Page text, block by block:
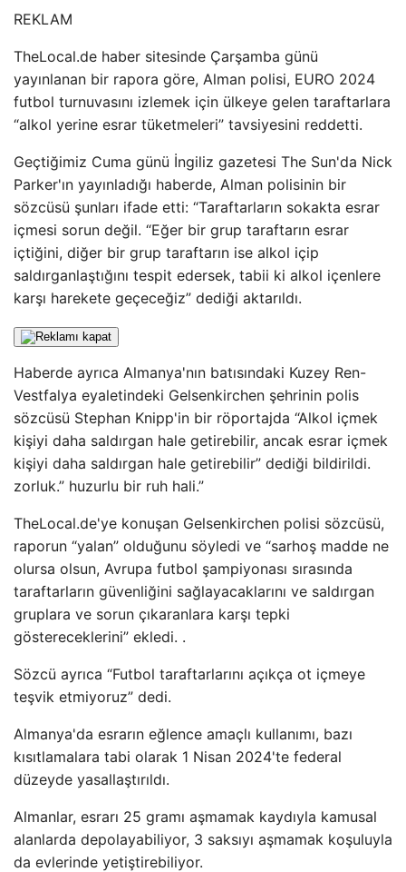
REKLAM
TheLocal.de haber sitesinde Çarşamba günü
yayınlanan bir rapora göre, Alman polisi, EURO 2024
futbol turnuvasını izlemek için ülkeye gelen taraftarlara
“alkol yerine esrar tüketmeleri” tavsiyesini reddetti.
Geçtiğimiz Cuma günü İngiliz gazetesi The Sun'da Nick
Parker'ın yayınladığı haberde, Alman polisinin bir
sözcüsü şunları ifade etti: “Taraftarların sokakta esrar
içmesi sorun değil. “Eğer bir grup taraftarın esrar
içtiğini, diğer bir grup taraftarın ise alkol içip
saldırganlaştığını tespit edersek, tabii ki alkol içenlere
karşı harekete geçeceğiz” dediği aktarıldı.
Haberde ayrıca Almanya'nın batısındaki Kuzey Ren-
Vestfalya eyaletindeki Gelsenkirchen şehrinin polis
sözcüsü Stephan Knipp'in bir röportajda “Alkol içmek
kişiyi daha saldırgan hale getirebilir, ancak esrar içmek
kişiyi daha saldırgan hale getirebilir” dediği bildirildi.
zorluk.” huzurlu bir ruh hali.”
TheLocal.de'ye konuşan Gelsenkirchen polisi sözcüsü,
raporun “yalan” olduğunu söyledi ve “sarhoş madde ne
olursa olsun, Avrupa futbol şampiyonası sırasında
taraftarların güvenliğini sağlayacaklarını ve saldırgan
gruplara ve sorun çıkaranlara karşı tepki
göstereceklerini” ekledi. .
Sözcü ayrıca “Futbol taraftarlarını açıkça ot içmeye
teşvik etmiyoruz” dedi.
Almanya'da esrarın eğlence amaçlı kullanımı, bazı
kısıtlamalara tabi olarak 1 Nisan 2024'te federal
düzeyde yasallaştırıldı.
Almanlar, esrarı 25 gramı aşmamak kaydıyla kamusal
alanlarda depolayabiliyor, 3 saksıyı aşmamak koşuluyla
da evlerinde yetiştirebiliyor.